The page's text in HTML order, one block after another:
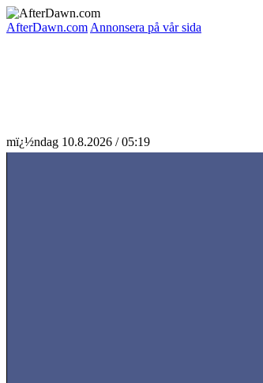
AfterDawn.com Annonsera på vår sida
mï¿½ndag 10.8.2026 / 05:19